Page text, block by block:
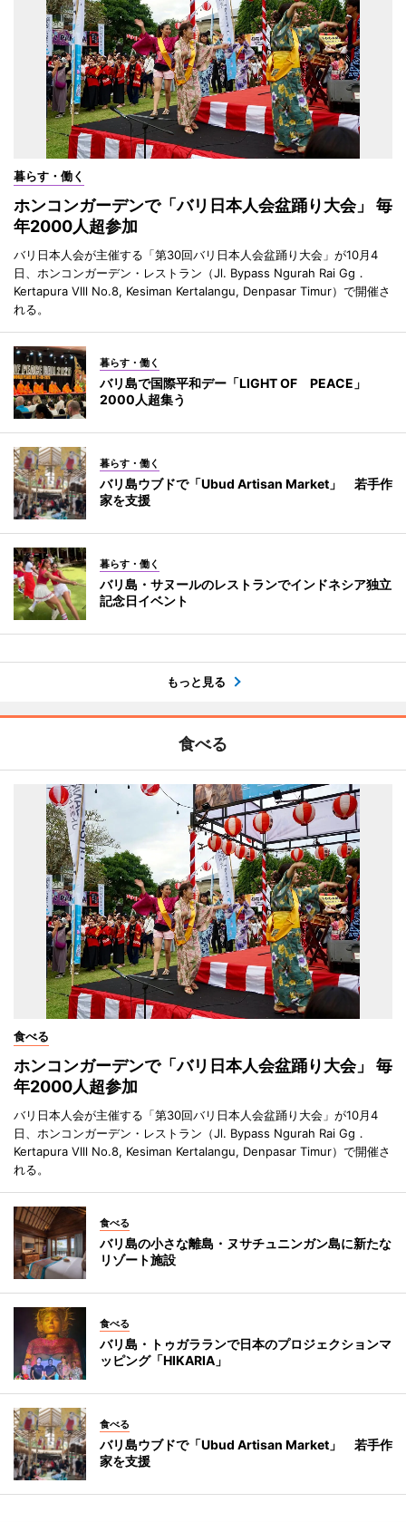
暮らす・働く
ホンコンガーデンで「バリ日本人会盆踊り大会」 毎
年2000人超参加
バリ日本人会が主催する「第30回バリ日本人会盆踊り大会」が10月4
日、ホンコンガーデン・レストラン（Jl. Bypass Ngurah Rai Gg．
Kertapura Vlll No.8, Kesiman Kertalangu, Denpasar Timur）で開催さ
れる。
暮らす・働く
バリ島で国際平和デー「LIGHT OF PEACE」
2000人超集う
暮らす・働く
バリ島ウブドで「Ubud Artisan Market」 若手作
家を支援
暮らす・働く
バリ島・サヌールのレストランでインドネシア独立
記念日イベント
もっと見る
食べる
食べる
ホンコンガーデンで「バリ日本人会盆踊り大会」 毎
年2000人超参加
バリ日本人会が主催する「第30回バリ日本人会盆踊り大会」が10月4
日、ホンコンガーデン・レストラン（Jl. Bypass Ngurah Rai Gg．
Kertapura Vlll No.8, Kesiman Kertalangu, Denpasar Timur）で開催さ
れる。
食べる
バリ島の小さな離島・ヌサチュニンガン島に新たな
リゾート施設
食べる
バリ島・トゥガラランで日本のプロジェクションマ
ッピング「HIKARIA」
食べる
バリ島ウブドで「Ubud Artisan Market」 若手作
家を支援